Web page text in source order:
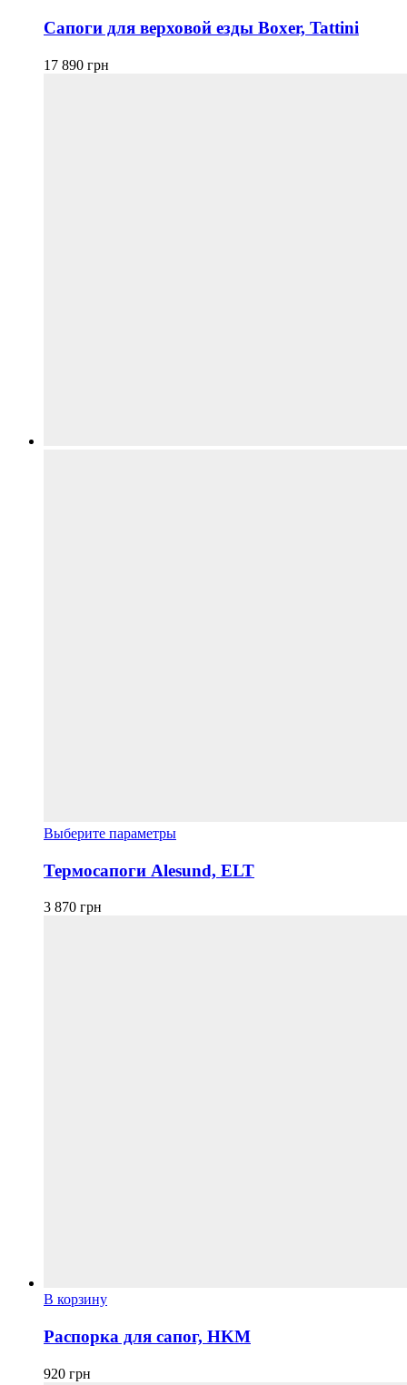
имеет
несколько
Сапоги для верховой езды Boxer, Tattini
17 890 грн
Выберите параметрыЭтот
имеет
несколько
Термосапоги Alesund, ELT
3 870 грн
В корзину
Распорка для сапог, HKM
920 грн